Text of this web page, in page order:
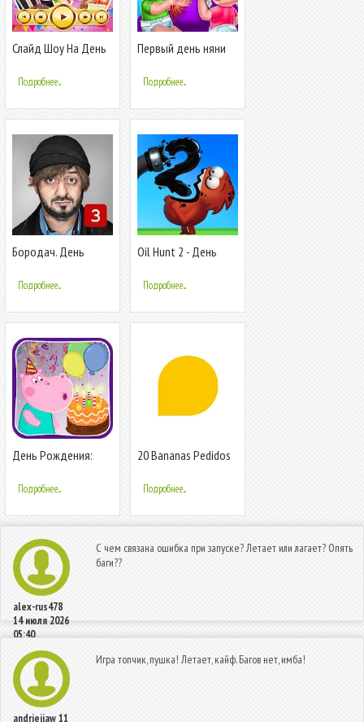
Слайд Шоу На День
Музыкой И Фото
Подробнее...
Первый день няни
Подробнее...
Бородач. День
Подробнее...
Oil Hunt 2 - День
Подробнее...
День Рождения:
детей
Подробнее...
20 Bananas Pedidos
Подробнее...
alex-rus478
14 июля 2026
05:40
С чем связана ошибка при запуске? Летает или лагает? Опять
баги??
andriejjaw11
Игра топчик, пушка! Летает, кайф. Багов нет, имба!